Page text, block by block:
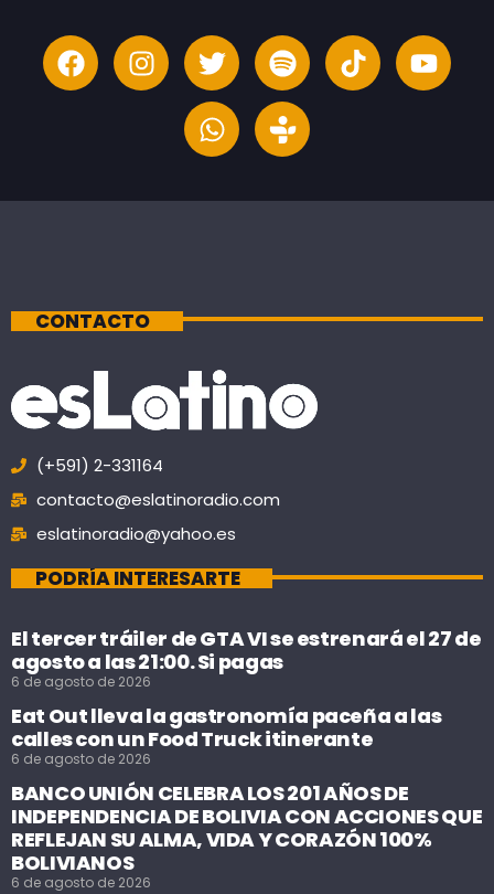
CONTACTO
(+591) 2-331164
contacto@eslatinoradio.com
eslatinoradio@yahoo.es
PODRÍA INTERESARTE
El tercer tráiler de GTA VI se estrenará el 27 de
agosto a las 21:00. Si pagas
6 de agosto de 2026
Eat Out lleva la gastronomía paceña a las
calles con un Food Truck itinerante
6 de agosto de 2026
BANCO UNIÓN CELEBRA LOS 201 AÑOS DE
INDEPENDENCIA DE BOLIVIA CON ACCIONES QUE
REFLEJAN SU ALMA, VIDA Y CORAZÓN 100%
BOLIVIANOS
6 de agosto de 2026